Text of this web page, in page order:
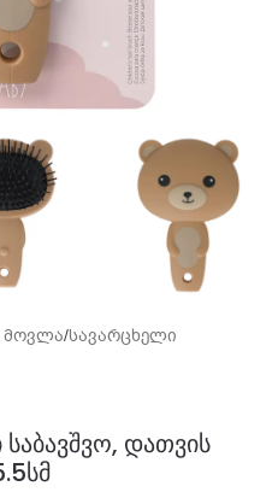
მოვლა/სავარცხელი
დათვის